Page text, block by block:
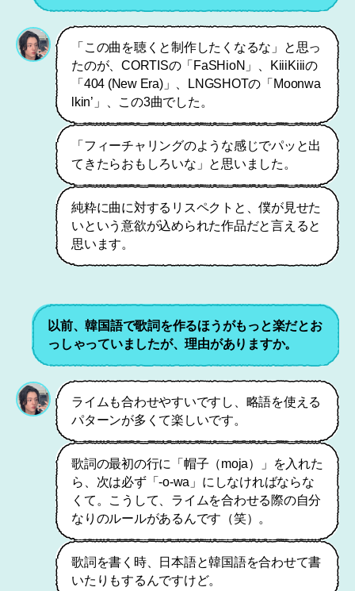
「この曲を聴くと制作したくなるな」と思っ
たのが、CORTISの「FaSHioN」、KiiiKiiiの
「404 (New Era)」、LNGSHOTの「Moonwa
lkin’」、この3曲でした。
「フィーチャリングのような感じでパッと出
てきたらおもしろいな」と思いました。
純粋に曲に対するリスペクトと、僕が見せた
いという意欲が込められた作品だと言えると
思います。
以前、韓国語で歌詞を作るほうがもっと楽だとお
っしゃっていましたが、理由がありますか。
ライムも合わせやすいですし、略語を使える
パターンが多くて楽しいです。
歌詞の最初の行に「帽子（moja）」を入れた
ら、次は必ず「-o-wa」にしなければならな
くて。こうして、ライムを合わせる際の自分
なりのルールがあるんです（笑）。
歌詞を書く時、日本語と韓国語を合わせて書
いたりもするんですけど。